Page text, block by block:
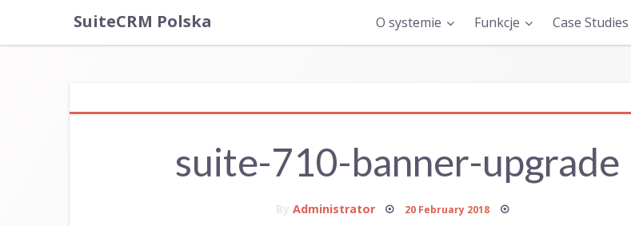
SuiteCRM Polska O systemie Funkcje Case Studies
suite-710-banner-upgrade
Administrator Posted
20 February 2018